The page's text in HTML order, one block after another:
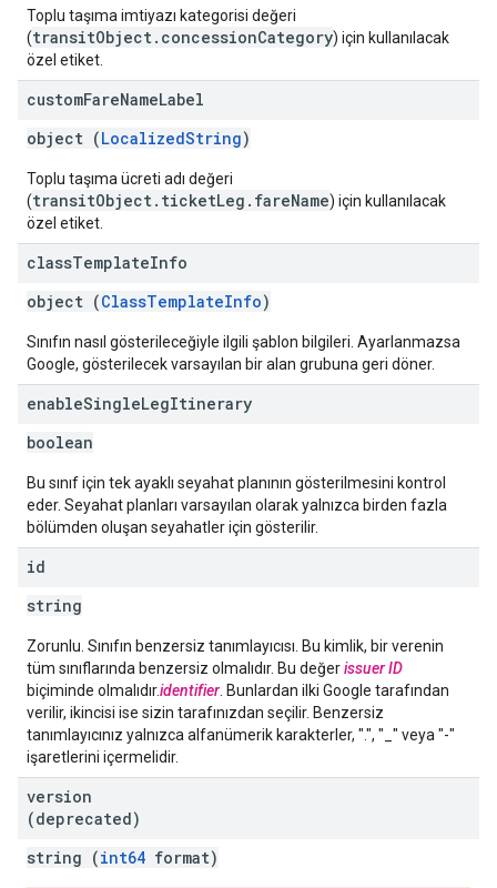
Toplu taşıma imtiyazı kategorisi değeri
(transitObject.concessionCategory) için kullanılacak
özel etiket.
customFareNameLabel
object (LocalizedString)
Toplu taşıma ücreti adı değeri
(transitObject.ticketLeg.fareName) için kullanılacak
özel etiket.
classTemplateInfo
object (ClassTemplateInfo)
Sınıfın nasıl gösterileceğiyle ilgili şablon bilgileri. Ayarlanmazsa
Google, gösterilecek varsayılan bir alan grubuna geri döner.
enableSingleLegItinerary
boolean
Bu sınıf için tek ayaklı seyahat planının gösterilmesini kontrol
eder. Seyahat planları varsayılan olarak yalnızca birden fazla
bölümden oluşan seyahatler için gösterilir.
id
string
Zorunlu. Sınıfın benzersiz tanımlayıcısı. Bu kimlik, bir verenin
tüm sınıflarında benzersiz olmalıdır. Bu değerissuer ID
biçiminde olmalıdır.identifier . Bunlardan ilki Google tarafından
verilir, ikincisi ise sizin tarafınızdan seçilir. Benzersiz
tanımlayıcınız yalnızca alfanümerik karakterler, ".", "_" veya "-"
işaretlerini içermelidir.
version
(deprecated)
string (int64 format)